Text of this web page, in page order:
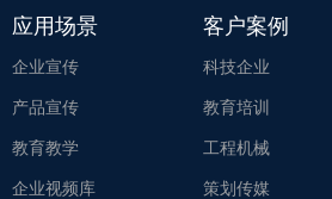
应用场景
企业宣传
产品宣传
教育教学
企业视频库
客户案例
科技企业
教育培训
工程机械
策划传媒